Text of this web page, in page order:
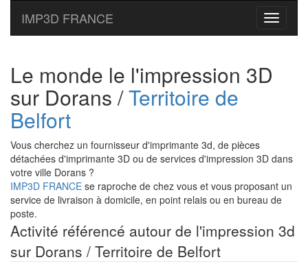
Toggle
IMP3D FRANCE
Le monde le l'impression 3D
sur Dorans /Territoire de
Belfort
Vous cherchez un fournisseur d'imprimante 3d, de pièces
détachées d'imprimante 3D ou de services d'impression 3D dans
votre ville Dorans ?
IMP3D FRANCE se raproche de chez vous et vous proposant un
service de livraison à domicile, en point relais ou en bureau de
poste.
Activité référencé autour de l'impression 3d
sur Dorans / Territoire de Belfort